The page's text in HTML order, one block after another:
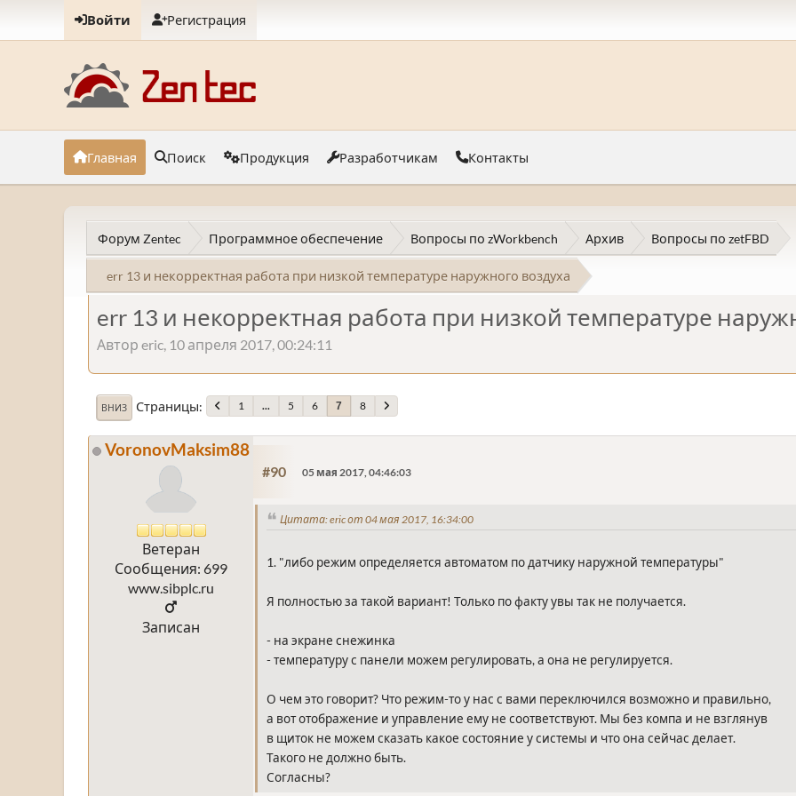
Войти Регистрация
Главная Поиск Продукция Разработчикам Контакты
Форум Zentec Программное обеспечение Вопросы по zWorkbench Архив Вопросы по zetFBD
err 13 и некорректная работа при низкой температуре наружного воздуха
err 13 и некорректная работа при низкой температуре
Автор eric, 10 апреля 2017, 00:24:11
ВНИЗ Страницы 1 ... 5 6 7 8
VoronovMaksim88
Ветеран
Сообщения: 699
www.sibplc.ru
Записан
#90 05 мая 2017, 04:46:03
Цитата: eric от 04 мая 2017, 16:34:00
1. "либо режим определяется автоматом по датчику наружной температуры"
Я полностью за такой вариант! Только по факту увы так не получается.
- на экране снежинка
- температуру с панели можем регулировать, а она не регулируется.
О чем это говорит? Что режим-то у нас с вами переключился возможно и правильно,
а вот отображение и управление ему не соответствуют. Мы без компа и не взглянув
в щиток не можем сказать какое состояние у системы и что она сейчас делает.
Такого не должно быть.
Согласны?